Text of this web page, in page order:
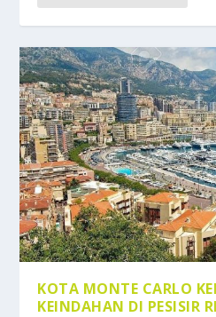
KOTA MONTE CARLO
KEINDAHAN DI PESISIR